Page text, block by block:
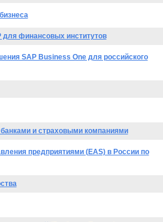
для финансовых институтов
SAP Business One для российского
банками и страховыми компаниями
предприятиями (EAS) в России по